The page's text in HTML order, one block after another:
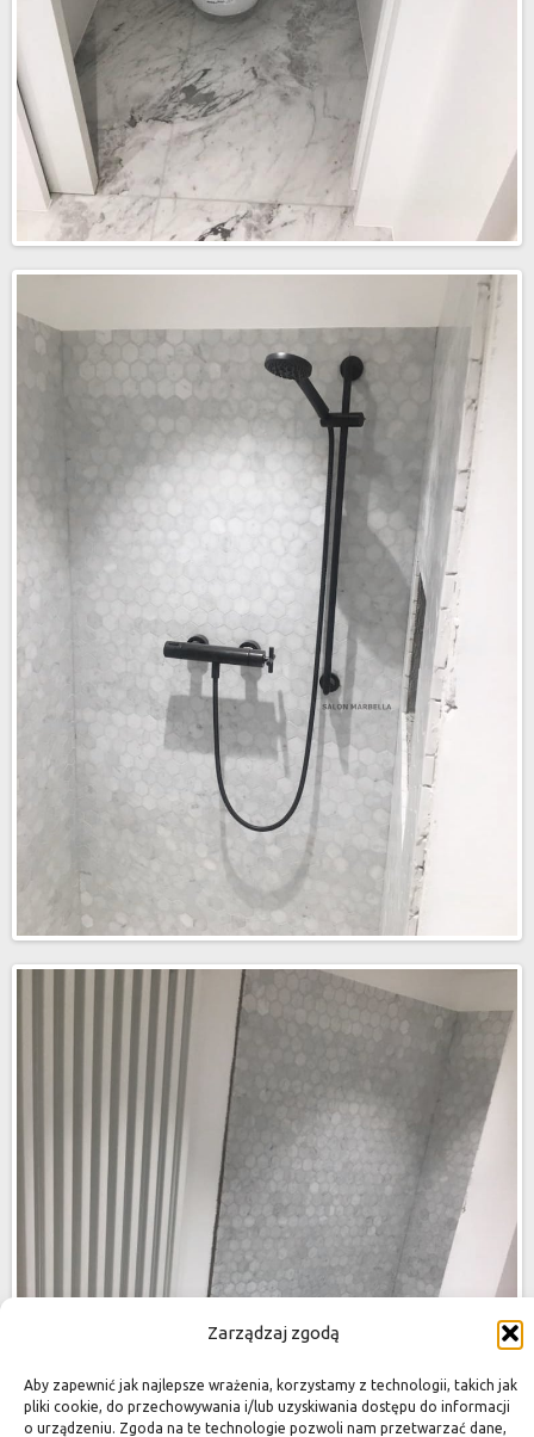
Zarządzaj zgodą
Aby zapewnić jak najlepsze wrażenia, korzystamy z technologii, takich jak
pliki cookie, do przechowywania i/lub uzyskiwania dostępu do informacji
o urządzeniu. Zgoda na te technologie pozwoli nam przetwarzać dane,